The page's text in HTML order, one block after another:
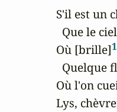
S'il est un
Que le
Où [brille]1
Quelque
Où l'on
Lys,